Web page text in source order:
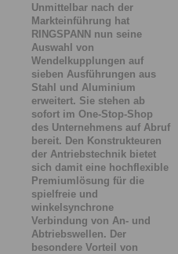
Unmittelbar nach der
Markteinführung hat
RINGSPANN nun seine
Auswahl von
Wendelkupplungen auf
sieben Ausführungen aus
Stahl und Aluminium
erweitert. Sie stehen ab
sofort im One-Stop-Shop
des Unternehmens auf Abruf
bereit. Den Konstrukteuren
der Antriebstechnik bietet
sich damit eine hochflexible
Premiumlösung für die
spielfreie und
winkelsynchrone
Verbindung von An- und
Abtriebswellen. Der
besondere Vorteil von